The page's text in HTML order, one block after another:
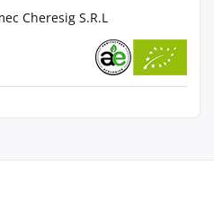
Cheresig S.R.L